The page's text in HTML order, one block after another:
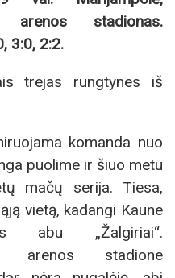
arenos stadionas.
3:0, 2:2.
trejas rungtynes iš
komanda nuo
puolime ir šiuo metu
mačų serija. Tiesa,
vietą, kadangi Kaune
abu „Žalgiriai“.
arenos stadione